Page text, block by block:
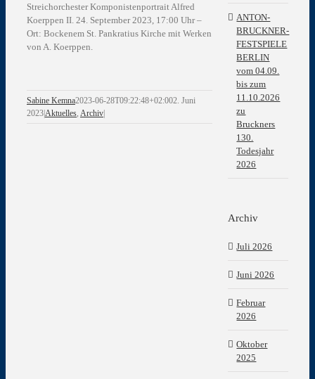
Streichorchester Komponistenportrait Alfred
Koerppen II. 24. September 2023, 17:00 Uhr –
Ort: Bockenem St. Pankratius Kirche mit Werken
von A. Koerppen.
Sabine Kemna2023-06-28T09:22:48+02:002. Juni
2023|Aktuelles Archiv|
ANTON-
BRUCKNER-
FESTSPIELE
BERLIN
vom 04.09.
bis zum
11.10.2026
zu
Bruckners
130.
Todesjahr
2026
Archiv
Juli 2026
Juni 2026
Februar
2026
Oktober
2025